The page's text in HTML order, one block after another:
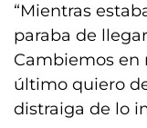
“Mientras
paraba de
Cambiemos en
último quiero
distraiga de lo